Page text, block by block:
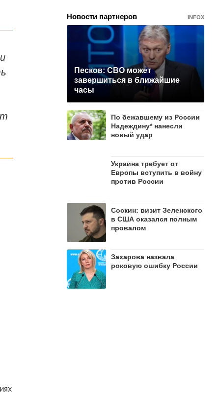
Новости партнеров INFOX
Песков: СВО может
завершиться в ближайшие
часы
По бежавшему из России
Надеждину* нанесли
новый удар
Украина требует от
Европы вступить в войну
против России
Соскин: визит Зеленского
в США оказался полным
провалом
Захарова назвала
роковую ошибку России